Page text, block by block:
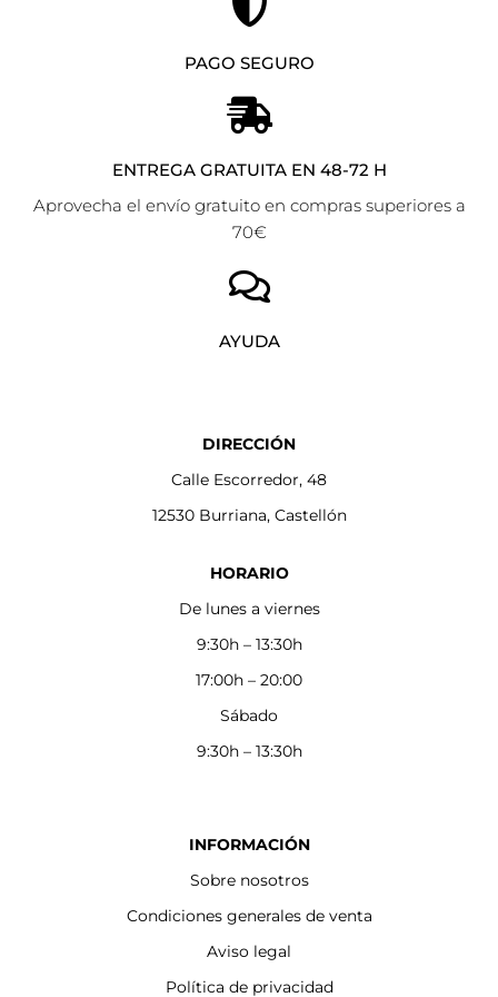
PAGO SEGURO
ENTREGA GRATUITA EN 48-72 H
Aprovecha el envío gratuito en compras superiores a
70€
AYUDA
DIRECCIÓN
Calle Escorredor, 48
12530 Burriana, Castellón
HORARIO
De lunes a viernes
9:30h – 13:30h
17:00h – 20:00
Sábado
9:30h – 13:30h
INFORMACIÓN
Sobre nosotros
Condiciones generales de venta
Aviso legal
Política de privacidad